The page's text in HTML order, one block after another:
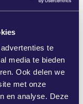
te
media te bieden
Ook delen we
met onze
en analyse. Deze
new-digital-
boards-
ai-rules-until-
11-19
digital-law-cuts-
police-world-